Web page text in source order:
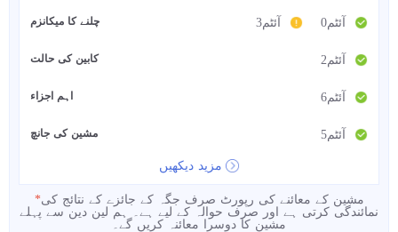
چلنے کا میکانزم 0آئٹم 3آئٹم
کابین کی حالت 2آئٹم
اہم اجزاء 6آئٹم
مشین کی جانچ 5آئٹم
مزید دیکھیں
*مشین کے معائنے کی رپورٹ صرف جگہ کے جائزے کے نتائج کی
نمائندگی کرتی ہے اور صرف حوالہ کے لیے ہے۔ ہم لین دین سے پہلے
مشین کا دوسرا معائنہ کریں گے۔